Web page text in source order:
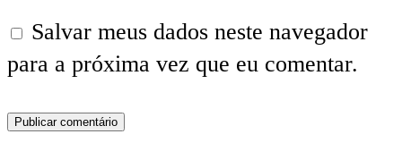
Salvar meus dados neste navegador
para a próxima vez que eu comentar.